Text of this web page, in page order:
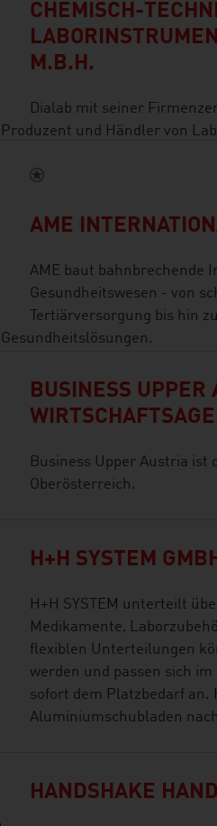
CHEMISCH-
M.B.H.
Dialab mit seiner
Produzent und Händler von
AME
AME baut bahnbrechende
Gesundheitswesen - von
Tertiärversorgung bis hin
Gesundheitslösungen.
BUSINESS UPPER
Business Upper Austria ist
Oberösterreich.
H+H SYSTEM
H+H SYSTEM unterteilt
Medikamente,
flexiblen Unterteilungen
werden und passen sich
sofort dem Platzbedarf an.
Aluminiumschubladen
HANDSHAKE